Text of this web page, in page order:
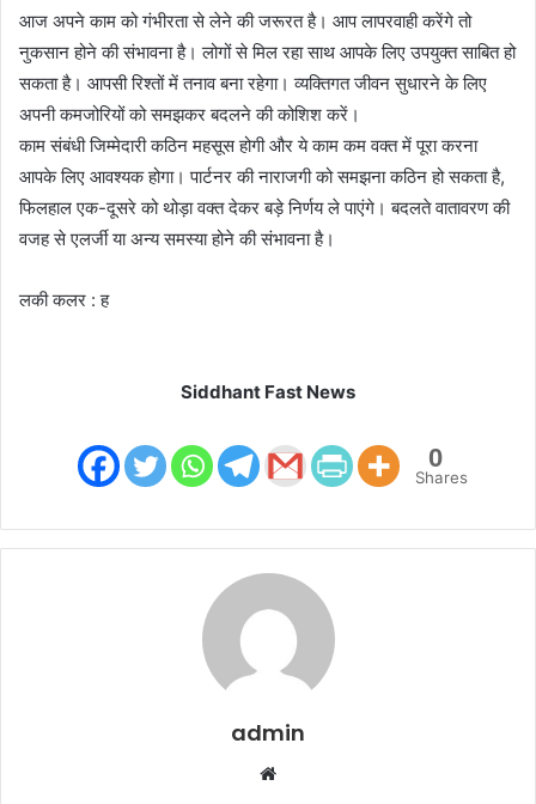
आज अपने काम को गंभीरता से लेने की जरूरत है। आप लापरवाही करेंगे तो
नुकसान होने की संभावना है। लोगों से मिल रहा साथ आपके लिए उपयुक्त साबित हो
सकता है। आपसी रिश्तों में तनाव बना रहेगा। व्यक्तिगत जीवन सुधारने के लिए
अपनी कमजोरियों को समझकर बदलने की कोशिश करें।
काम संबंधी जिम्मेदारी कठिन महसूस होगी और ये काम कम वक्त में पूरा करना
आपके लिए आवश्यक होगा। पार्टनर की नाराजगी को समझना कठिन हो सकता है,
फिलहाल एक-दूसरे को थोड़ा वक्त देकर बड़े निर्णय ले पाएंगे। बदलते वातावरण की
वजह से एलर्जी या अन्य समस्या होने की संभावना है।
लकी कलर : ह
Siddhant Fast News
0
Shares
admin